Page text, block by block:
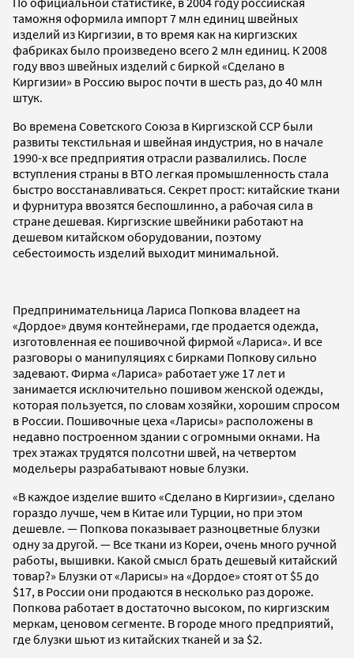
таможня оформила импорт 7 млн единиц швейных
изделий из Киргизии, в то время как на киргизских
фабриках было произведено всего 2 млн единиц. К 2008
году ввоз швейных изделий с биркой «Сделано в
Киргизии» в Россию вырос почти в шесть раз, до 40 млн
штук.
Во времена Советского Союза в Киргизской ССР были
развиты текстильная и швейная индустрия, но в начале
1990-х все предприятия отрасли развалились. После
вступления страны в ВТО легкая промышленность стала
быстро восстанавливаться. Секрет прост: китайские ткани
и фурнитура ввозятся беспошлинно, а рабочая сила в
стране дешевая. Киргизские швейники работают на
дешевом китайском оборудовании, поэтому
себестоимость изделий выходит минимальной.
Предпринимательница Лариса Попкова владеет на
«Дордое» двумя контейнерами, где продается одежда,
изготовленная ее пошивочной фирмой «Лариса». И все
разговоры о манипуляциях с бирками Попкову сильно
задевают. Фирма «Лариса» работает уже 17 лет и
занимается исключительно пошивом женской одежды,
которая пользуется, по словам хозяйки, хорошим спросом
в России. Пошивочные цеха «Ларисы» расположены в
недавно построенном здании с огромными окнами. На
трех этажах трудятся полсотни швей, на четвертом
модельеры разрабатывают новые блузки.
«В каждое изделие вшито «Сделано в Киргизии», сделано
гораздо лучше, чем в Китае или Турции, но при этом
дешевле. — Попкова показывает разноцветные блузки
одну за другой. — Все ткани из Кореи, очень много ручной
работы, вышивки. Какой смысл брать дешевый китайский
товар?» Блузки от «Ларисы» на «Дордое» стоят от $5 до
$17, в России они продаются в несколько раз дороже.
Попкова работает в достаточно высоком, по киргизским
меркам, ценовом сегменте. В городе много предприятий,
где блузки шьют из китайских тканей и за $2.